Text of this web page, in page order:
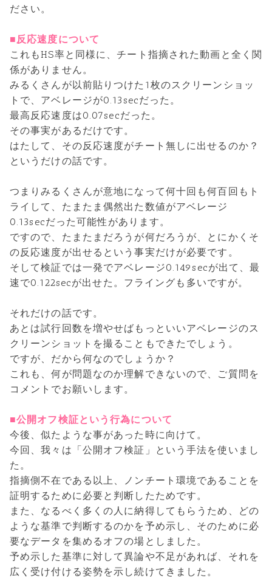
ださい。
■反応速度について
これもHS率と同様に、チート指摘された動画と全く関
係がありません。
みるくさんが以前貼りつけた1枚のスクリーンショッ
トで、アベレージが0.13secだった。
最高反応速度は0.07secだった。
その事実があるだけです。
はたして、その反応速度がチート無しに出せるのか？
というだけの話です。
つまりみるくさんが意地になって何十回も何百回もト
ライして、たまたま偶然出た数値がアベレージ
0.13secだった可能性があります。
ですので、たまたまだろうが何だろうが、とにかくそ
の反応速度が出せるという事実だけが必要です。
そして検証では一発でアベレージ0.149secが出て、最
速で0.122secが出せた。フライングも多いですが。
それだけの話です。
あとは試行回数を増やせばもっといいアベレージのス
クリーンショットを撮ることもできたでしょう。
ですが、だから何なのでしょうか？
これも、何が問題なのか理解できないので、ご質問を
コメントでお願いします。
■公開オフ検証という行為について
今後、似たような事があった時に向けて。
今回、我々は「公開オフ検証」という手法を使いまし
た。
指摘側不在である以上、ノンチート環境であることを
証明するために必要と判断したためです。
また、なるべく多くの人に納得してもらうため、どの
ような基準で判断するのかを予め示し、そのために必
要なデータを集めるオフの場としました。
予め示した基準に対して異論や不足があれば、それを
広く受け付ける姿勢を示し続けてきました。